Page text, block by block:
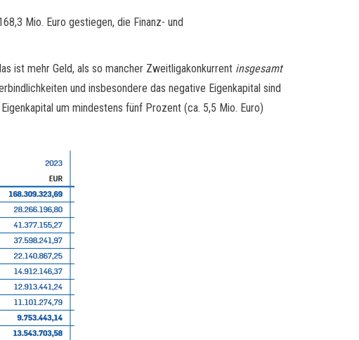
Mio. Euro gestiegen, die Finanz- und
ist mehr Geld, als so mancher Zweitligakonkurrent insgesamt
und insbesondere das negative Eigenkapital sind
um mindestens fünf Prozent (ca. 5,5 Mio. Euro)